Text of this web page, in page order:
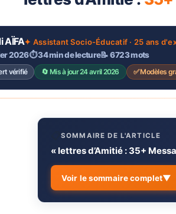
AÏFA✦ Assistant Socio-Éducatif · 25 ans
2026⏱ 34 min de lecture📝 6 723 mots
vérifié 🔄 Mis à jour 24 avril 2026 ✅ Modèles
SOMMAIRE DE L'ARTICLE
« lettres d’Amitié : 35+
Voir le sommaire complet▼